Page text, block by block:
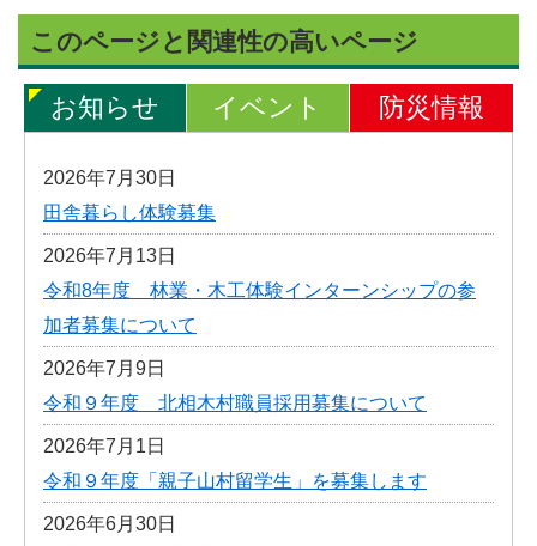
このページと関連性の高いページ
お知らせ イベント 防災情報
2026年7月30日
田舎暮らし体験募集
2026年7月13日
令和8年度 林業・木工体験インターンシップの参
加者募集について
2026年7月9日
令和９年度 北相木村職員採用募集について
2026年7月1日
令和９年度「親子山村留学生」を募集します
2026年6月30日